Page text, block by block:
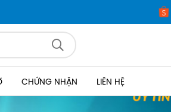
CHỨNG NHẬN LIÊN HỆ